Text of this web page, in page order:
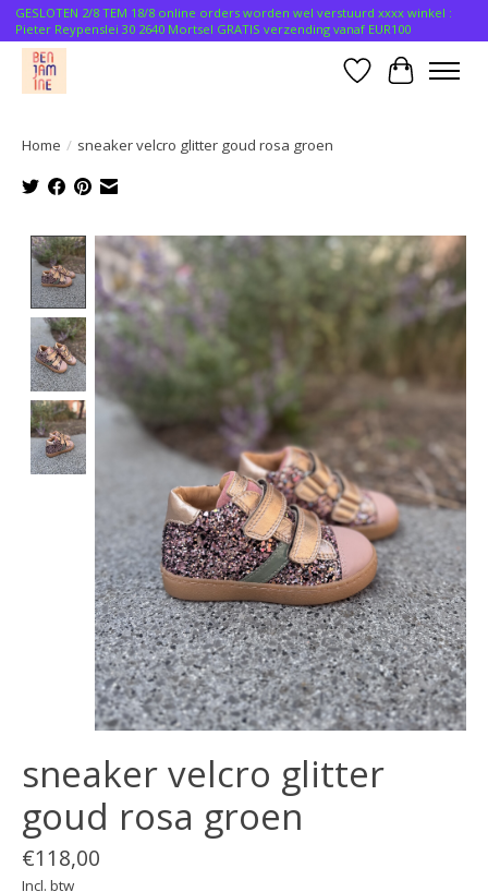
GESLOTEN 2/8 TEM 18/8 online orders worden wel verstuurd xxxx winkel :
Pieter Reypenslei 30 2640 Mortsel GRATIS verzending vanaf EUR100
Verlanglijst
Home / sneaker velcro glitter goud rosa groen
Product image slideshow Items
sneaker velcro glitter
goud rosa groen
€118,00
Incl. btw